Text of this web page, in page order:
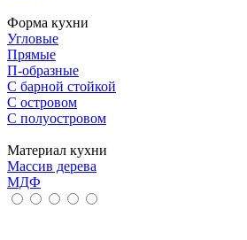
Форма кухни
Угловые
Прямые
П-образные
С барной стойкой
С островом
С полуостровом
Материал кухни
Массив дерева
МДФ